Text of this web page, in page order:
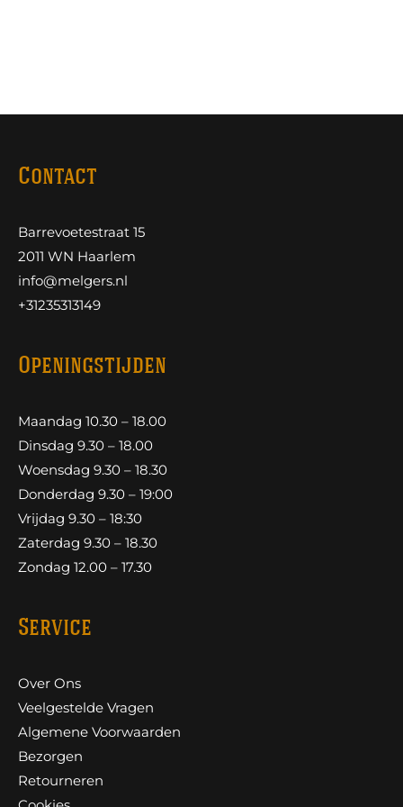
Contact
Barrevoetestraat 15
2011 WN Haarlem
info@melgers.nl
+31235313149
Openingstijden
Maandag 10.30 – 18.00
Dinsdag 9.30 – 18.00
Woensdag 9.30 – 18.30
Donderdag 9.30 – 19:00
Vrijdag 9.30 – 18:30
Zaterdag 9.30 – 18.30
Zondag 12.00 – 17.30
Service
Over Ons
Veelgestelde Vragen
Algemene Voorwaarden
Bezorgen
Retourneren